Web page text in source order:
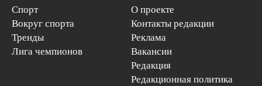
Спорт
Вокруг спорта
Тренды
Лига чемпионов
О проекте
Контакты редакции
Реклама
Вакансии
Редакция
Редакционная политика